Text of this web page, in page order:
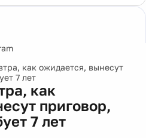
как ожидается, вынесут
7 лет
как
приговор,
7 лет